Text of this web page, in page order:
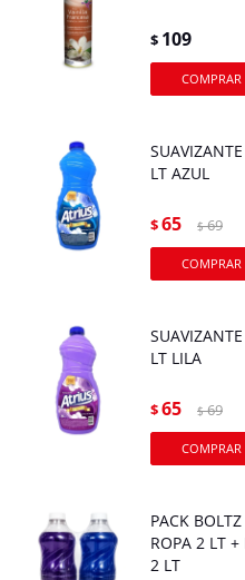
$ 109
LT AZUL
$65 $ 69
LT LILA
$65 $ 69
PACK
ROPA 2 LT
2 LT